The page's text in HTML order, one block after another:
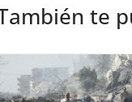
te